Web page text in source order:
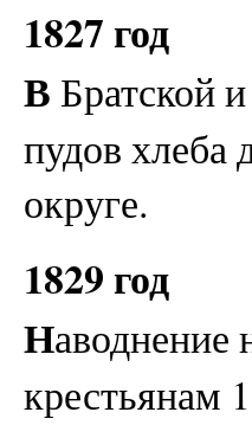
1827 год
В Братской
пудов хлеба
округе.
1829 год
Наводнение
крестьянам